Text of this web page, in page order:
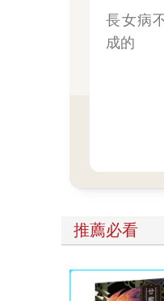
長女病
成的
推薦必看